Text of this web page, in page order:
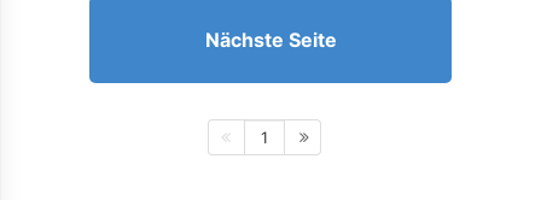
Nächste Seite
1